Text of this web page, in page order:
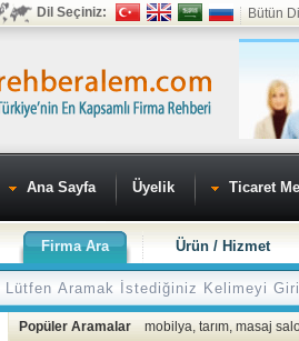
Dil Seçiniz: Bütün
Ana Sayfa Üyelik Ticaret
Firma Ara Ürün / Hizmet
Popüler Aramalar mobilya, tarım, masaj